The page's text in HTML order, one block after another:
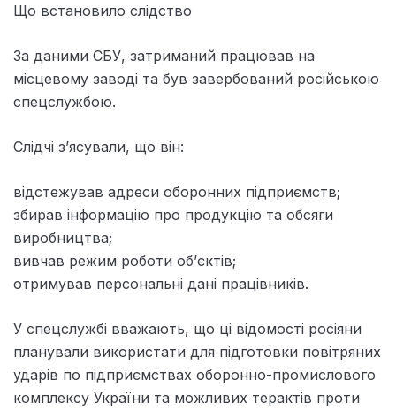
Що встановило слідство
За даними СБУ, затриманий працював на
місцевому заводі та був завербований російською
спецслужбою.
Слідчі з’ясували, що він:
відстежував адреси оборонних підприємств;
збирав інформацію про продукцію та обсяги
виробництва;
вивчав режим роботи об’єктів;
отримував персональні дані працівників.
У спецслужбі вважають, що ці відомості росіяни
планували використати для підготовки повітряних
ударів по підприємствах оборонно-промислового
комплексу України та можливих терактів проти